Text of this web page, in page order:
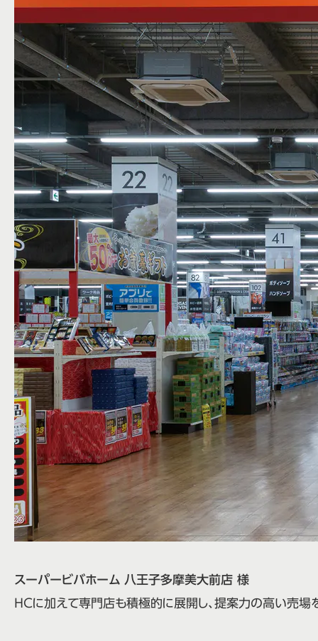
スーパービバホーム 八王子多摩美大前店 様
ＨＣに加えて専門店も積極的に展開し、提案力の高い売場